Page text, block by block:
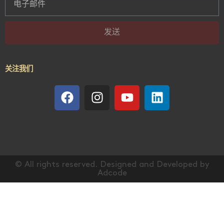
发送
关注我们
© All rights reserved. Designed and Developed by
Adcode